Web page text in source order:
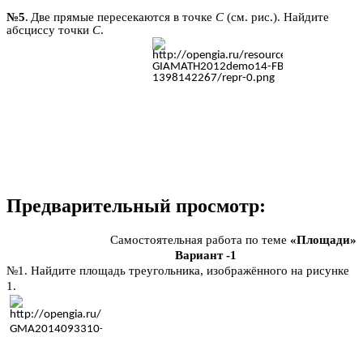
№5. Две прямые пересекаются в точке C (см. рис.). Найдите
абсциссу точки C.
Предварительный просмотр:
Самостоятельная работа по теме «Площади»
Вариант -1
№1. Найдите площадь треугольника, изображённого на рисунке
1.